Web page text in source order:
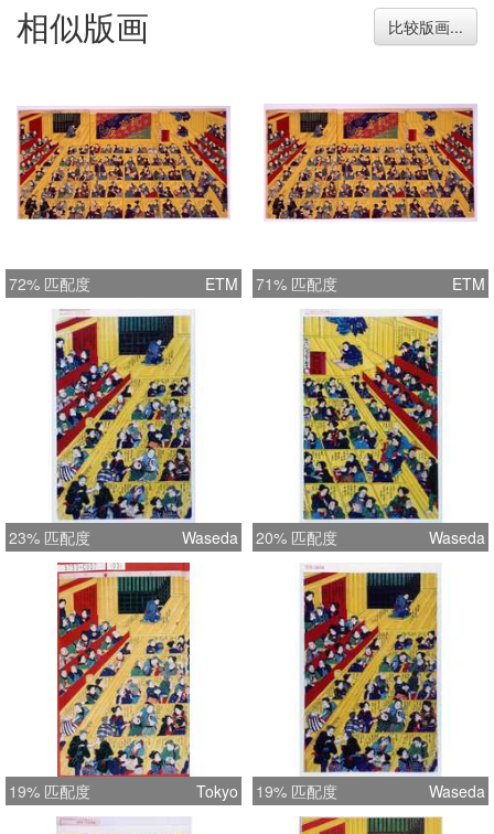
相似版画 比较版画...
72% 匹配度 ETM 71% 匹配度 ETM
23% 匹配度 Waseda 20% 匹配度 Waseda
19% 匹配度 Tokyo 19% 匹配度 Waseda